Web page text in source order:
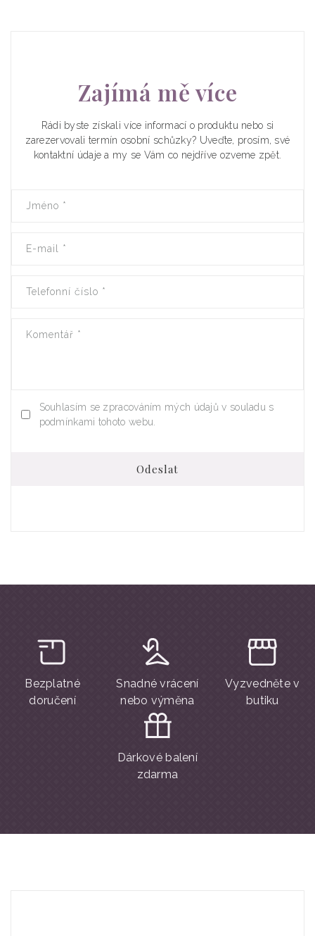
Zajímá mě více
Rádi byste získali více informací o produktu nebo si
zarezervovali termín osobní schůzky? Uveďte, prosím, své
kontaktní údaje a my se Vám co nejdříve ozveme zpět.
Jméno *
E-mail *
Telefonní číslo *
Komentář *
Souhlasím se zpracováním mých údajů v souladu s
podmínkami tohoto webu.
Odeslat
Bezplatné
doručení
Snadné vrácení
nebo výměna
Vyzvedněte v
butiku
Dárkové balení
zdarma